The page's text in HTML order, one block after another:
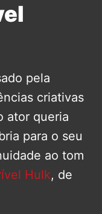
pela
criativas
ator queria
para o seu
ao tom
Hulk, de